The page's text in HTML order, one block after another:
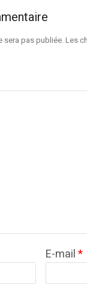
sera pas publiée.Les
E-mail*